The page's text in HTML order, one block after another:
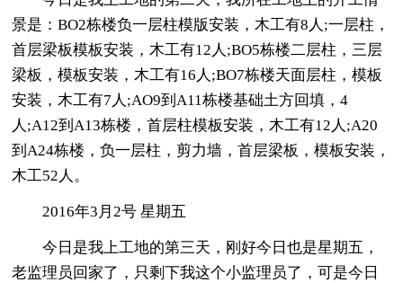
景是：BO2栋楼负一层柱模版安装，木工有8人;一层柱，
首层梁板模板安装，木工有12人;BO5栋楼二层柱，三层
梁板，模板安装，木工有16人;BO7栋楼天面层柱，模板
安装，木工有7人;AO9到A11栋楼基础土方回填，4
人;A12到A13栋楼，首层柱模板安装，木工有12人;A20
到A24栋楼，负一层柱，剪力墙，首层梁板，模板安装，
木工52人。
2016年3月2号 星期五
今日是我上工地的第三天，刚好今日也是星期五，
老监理员回家了，只剩下我这个小监理员了，可是今日